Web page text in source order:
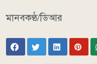
মানবকণ্ঠ/ডিআর